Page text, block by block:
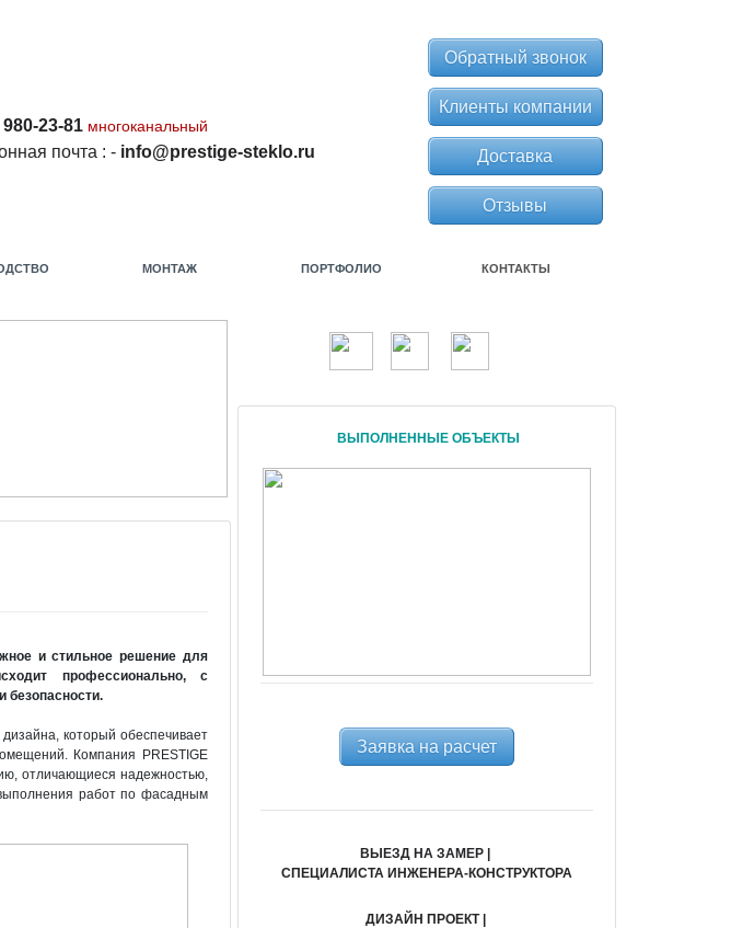
980-23-81 многоканальный
почта : - info@prestige-steklo.ru
Обратный звонок
Клиенты компании
Доставка
Отзывы
МОНТАЖ ПОРТФОЛИО КОНТАКТЫ
и стильное решение для
профессионально, с
безопасности.
который обеспечивает
Компания PRESTIGE
отличающиеся надежностью,
работ по фасадным
ВЫПОЛНЕННЫЕ ОБЪЕКТЫ
Заявка на расчет
ВЫЕЗД НА ЗАМЕР |
СПЕЦИАЛИСТА ИНЖЕНЕРА-КОНСТРУКТОРА
ДИЗАЙН ПРОЕКТ |